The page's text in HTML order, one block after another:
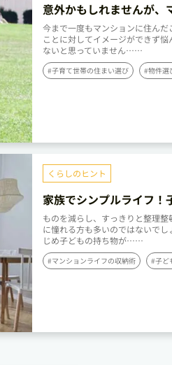
意外かもしれませんが、
す。その理由を解説！
今まで一度もマンションに住ん
ことに対してイメージができず
ないと思っていません……
#子育て世帯の住まい選び #物件選
くらしのヒント
家族でシンプルライフ！
屋の作り方
ものを減らし、すっきりと整理
に憧れる方も多いのではないで
じめ子どもの持ち物が……
#マンションライフの収納術 #子ど